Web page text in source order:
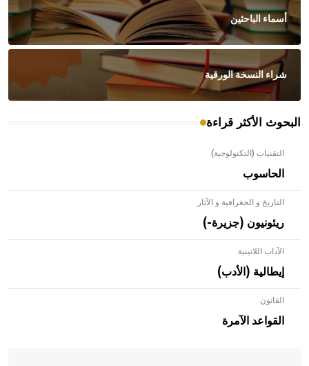
أسماء الباحثين
شراء النسخة الورقية
البحوث الأكثر قراءة
التقنيات (التكنولوجية)
الحاسوب
التاريخ و الجغرافية و الآثار
ريئونيون (جزيرة-)
الآداب اللاتينية
إيطالية (الأدب)
القانون
القواعد الآمرة
- هل تعلم أن الأبلق نوع من الفنون الهندسية التي ارتبطت
بالعمارة الإسلامية في بلاد الشام ومصر خاصة، حيث يحرص
المعمار على بناء مداميكه وخاصة في الواجهات